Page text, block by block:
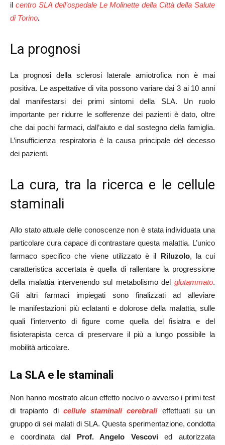
il centro SLA dell’ospedale Le Molinette della Città della Salute
di Torino.
La prognosi
La prognosi della sclerosi laterale amiotrofica non è mai
positiva. Le aspettative di vita possono variare dai 3 ai 10 anni
dal manifestarsi dei primi sintomi della SLA. Un ruolo
importante per ridurre le sofferenze dei pazienti è dato, oltre
che dai pochi farmaci, dall’aiuto e dal sostegno della famiglia.
L’insufficienza respiratoria è la causa principale del decesso
dei pazienti.
La cura, tra la ricerca e le cellule
staminali
Allo stato attuale delle conoscenze non è stata individuata una
particolare cura capace di contrastare questa malattia. L’unico
farmaco specifico che viene utilizzato è il
Riluzolo, la cui
caratteristica accertata è quella di rallentare la progressione
della malattia intervenendo sul metabolismo del glutammato.
Gli altri farmaci impiegati sono finalizzati ad alleviare
le manifestazioni più eclatanti e dolorose della malattia, sulle
quali l’intervento di figure come quella del fisiatra e del
fisioterapista cerca di preservare il più a lungo possibile la
mobilità articolare.
La SLA e le staminali
Non hanno mostrato alcun effetto nocivo o avverso i primi test
di trapianto di cellule staminali cerebrali effettuati su un
gruppo di sei malati di SLA. Questa sperimentazione, condotta
e coordinata dal
Prof. Angelo Vescovied autorizzata